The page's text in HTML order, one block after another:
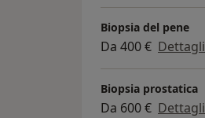
Biopsia del pene
Da 400 € Dettagli
Biopsia prostatica
Da 600 € Dettagli